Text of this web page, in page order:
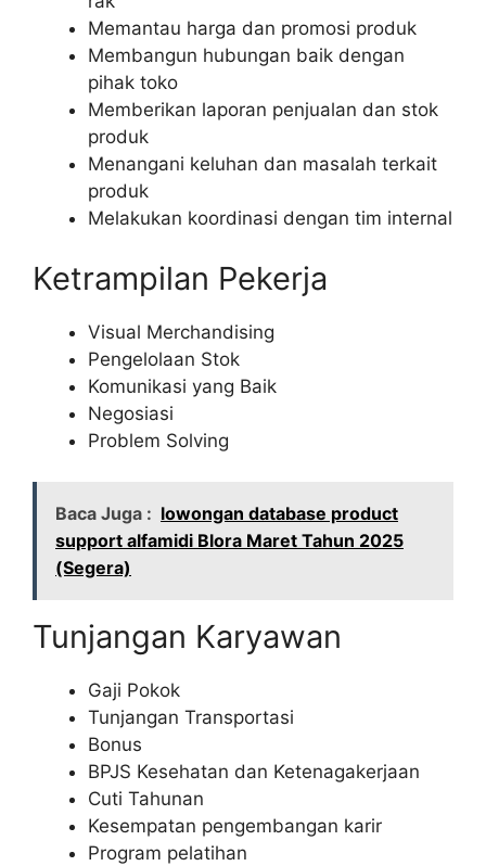
Memantau harga dan promosi produk
Membangun hubungan baik dengan
pihak toko
Memberikan laporan penjualan dan stok
produk
Menangani keluhan dan masalah terkait
produk
Melakukan koordinasi dengan tim internal
Ketrampilan Pekerja
Visual Merchandising
Pengelolaan Stok
Komunikasi yang Baik
Negosiasi
Problem Solving
Baca Juga : lowongan database product
support alfamidi Blora Maret Tahun 2025
(Segera)
Tunjangan Karyawan
Gaji Pokok
Tunjangan Transportasi
Bonus
BPJS Kesehatan dan Ketenagakerjaan
Cuti Tahunan
Kesempatan pengembangan karir
Program pelatihan